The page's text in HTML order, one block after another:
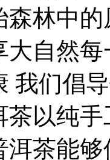
森林中
大自然
我们倡
茶以纯
洱茶能